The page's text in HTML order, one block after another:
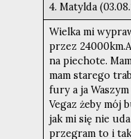
4. Matylda
Wielka mi
przez
na piechote.
mam starego
fury a ja
Vegaz żeby mój
jak mi się nie
przegram to i